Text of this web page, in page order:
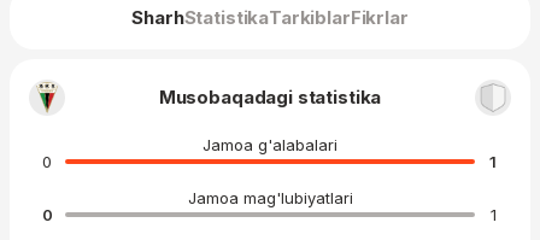
SharhStatistikaTarkiblarFikrlar
Musobaqadagi statistika
Jamoa g'alabalari
0
1
Jamoa mag'lubiyatlari
0
1